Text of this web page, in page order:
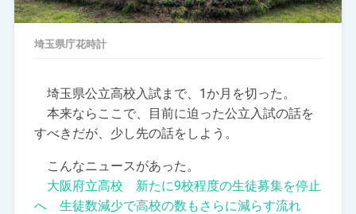
埼玉県庁花時計
埼玉県公立高校入試まで、1か月を切った。
本来ならここで、目前に迫った公立入試の話を
すべきだが、少し先の話をしよう。
こんなニュースがあった。
大阪府立高校 新たに9校程度の生徒募集を停止
へ 生徒数減少で高校の数もさらに減らす流れ